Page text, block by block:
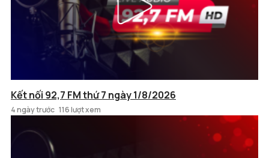
Kết nối 92,7 FM thứ 7 ngày 1/8/2026
4 ngày trước 116 lượt xem